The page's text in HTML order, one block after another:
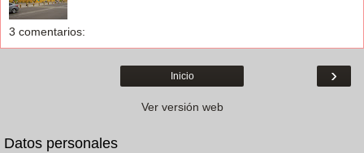
3 comentarios:
›
Inicio
Ver versión web
Datos personales